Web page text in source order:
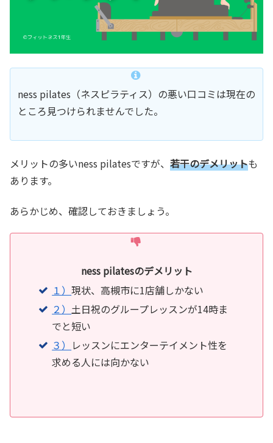
ness pilates（ネスピラティス）の悪い口コミは現在の
ところ見つけられませんでした。
メリットの多いness pilatesですが、 若干のデメリットも
あります。
あらかじめ、確認しておきましょう。
ness pilatesのデメリット
１）現状、高槻市に1店舗しかない
２）土日祝のグループレッスンが14時ま
でと短い
３） レッスンにエンターテイメント性を
求める人には向かない